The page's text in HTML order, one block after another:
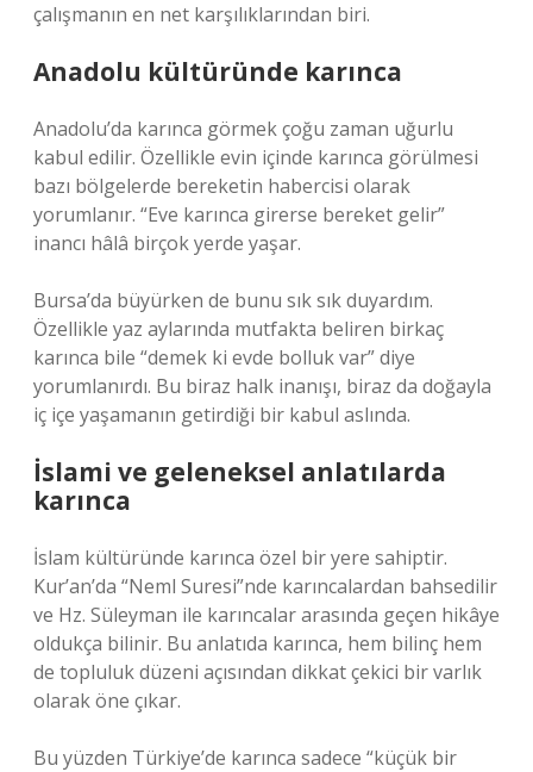
çalışmanın en net karşılıklarından biri.
Anadolu kültüründe karınca
Anadolu’da karınca görmek çoğu zaman uğurlu
kabul edilir. Özellikle evin içinde karınca görülmesi
bazı bölgelerde bereketin habercisi olarak
yorumlanır. “Eve karınca girerse bereket gelir”
inancı hâlâ birçok yerde yaşar.
Bursa’da büyürken de bunu sık sık duyardım.
Özellikle yaz aylarında mutfakta beliren birkaç
karınca bile “demek ki evde bolluk var” diye
yorumlanırdı. Bu biraz halk inanışı, biraz da doğayla
iç içe yaşamanın getirdiği bir kabul aslında.
İslami ve geleneksel anlatılarda
karınca
İslam kültüründe karınca özel bir yere sahiptir.
Kur’an’da “Neml Suresi”nde karıncalardan bahsedilir
ve Hz. Süleyman ile karıncalar arasında geçen hikâye
oldukça bilinir. Bu anlatıda karınca, hem bilinç hem
de topluluk düzeni açısından dikkat çekici bir varlık
olarak öne çıkar.
Bu yüzden Türkiye’de karınca sadece “küçük bir